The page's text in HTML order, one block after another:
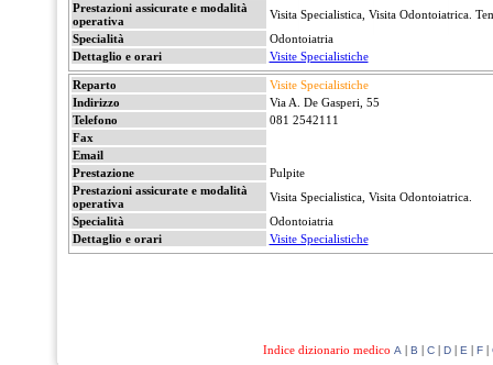
Prestazioni assicurate e modalità
operativa
Visita Specialistica, Visita Odontoiatrica.
Specialità
Odontoiatria
Dettaglio e orari
Visite Specialistiche
Reparto
Visite Specialistiche
Indirizzo
Via A. De Gasperi, 55
Telefono
081 2542111
Fax
Email
Prestazione
Pulpite
Prestazioni assicurate e modalità
operativa
Visita Specialistica, Visita Odontoiatrica.
Specialità
Odontoiatria
Dettaglio e orari
Visite Specialistiche
Indice dizionario medico A | B | C| D| E | F|